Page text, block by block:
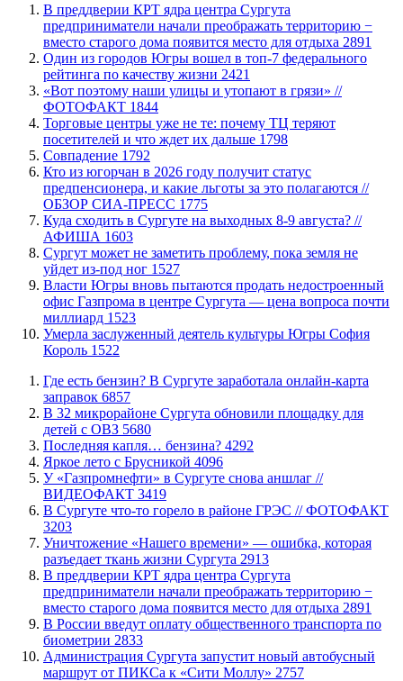
​В преддверии КРТ ядра центра Сургута
предприниматели начали преображать территорию −
вместо старого дома появится место для отдыха 2891
Один из городов Югры вошел в топ-7 федерального
рейтинга по качеству жизни 2421
«Вот поэтому наши улицы и утопают в грязи» //
ФОТОФАКТ 1844
Торговые центры уже не те: почему ТЦ теряют
посетителей и что ждет их дальше 1798
​Совпадение 1792
Кто из югорчан в 2026 году получит статус
предпенсионера, и какие льготы за это полагаются //
ОБЗОР СИА-ПРЕСС 1775
​Куда сходить в Сургуте на выходных 8-9 августа? //
АФИША 1603
Сургут может не заметить проблему, пока земля не
уйдет из-под ног 1527
Власти Югры вновь пытаются продать недостроенный
офис Газпрома в центре Сургута — цена вопроса почти
миллиард 1523
​Умерла заслуженный деятель культуры Югры София
Король 1522
​Где есть бензин? В Сургуте заработала онлайн-карта
заправок 6857
В 32 микрорайоне Сургута обновили площадку для
детей с ОВЗ 5680
​Последняя капля… бензина? 4292
Яркое лето с Брусникой 4096
У «Газпромнефти» в Сургуте снова аншлаг //
ВИДЕОФАКТ 3419
​В Сургуте что-то горело в районе ГРЭС // ФОТОФАКТ
3203
​Уничтожение «Нашего времени» — ошибка, которая
разъедает ткань жизни Сургута 2913
​В преддверии КРТ ядра центра Сургута
предприниматели начали преображать территорию −
вместо старого дома появится место для отдыха 2891
В России введут оплату общественного транспорта по
биометрии 2833
​Администрация Сургута запустит новый автобусный
маршрут от ПИКСа к «Сити Моллу» 2757